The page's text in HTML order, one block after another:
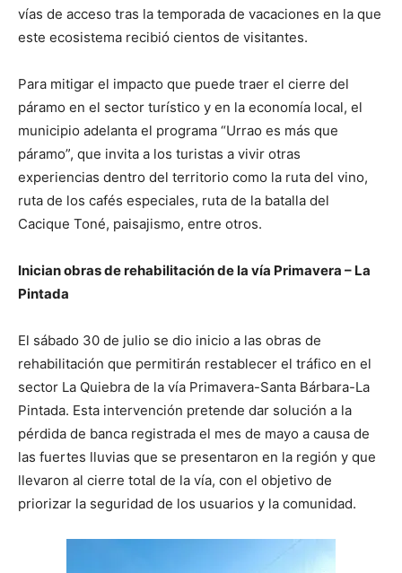
vías de acceso tras la temporada de vacaciones en la que
este ecosistema recibió cientos de visitantes.
Para mitigar el impacto que puede traer el cierre del
páramo en el sector turístico y en la economía local, el
municipio adelanta el programa “Urrao es más que
páramo”, que invita a los turistas a vivir otras
experiencias dentro del territorio como la ruta del vino,
ruta de los cafés especiales, ruta de la batalla del
Cacique Toné, paisajismo, entre otros.
Inician obras de rehabilitación de la vía Primavera – La
Pintada
El sábado 30 de julio se dio inicio a las obras de
rehabilitación que permitirán restablecer el tráfico en el
sector La Quiebra de la vía Primavera-Santa Bárbara-La
Pintada. Esta intervención pretende dar solución a la
pérdida de banca registrada el mes de mayo a causa de
las fuertes lluvias que se presentaron en la región y que
llevaron al cierre total de la vía, con el objetivo de
priorizar la seguridad de los usuarios y la comunidad.